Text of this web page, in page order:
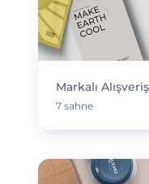
Markalı
7 sahne